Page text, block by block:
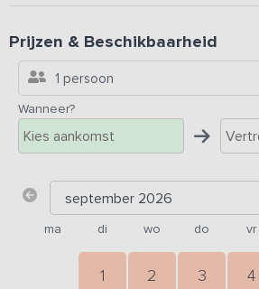
Prijzen & Beschikbaarheid
1 persoon
Wanneer?
ma di wo do vr
1 2 3 4